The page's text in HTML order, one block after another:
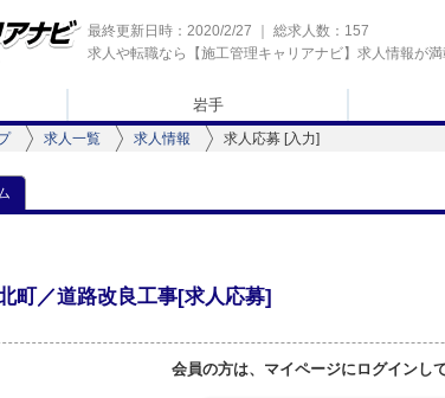
求人や転職なら【施工管理キャリアナビ】求人情報が
最終更新日時：2020/2/27 ｜ 総求人数：157
岩手
求人一覧 求人情報 求人応募 [入力]
町／道路改良工事[求人応募]
会員の方は、マイページにログインし